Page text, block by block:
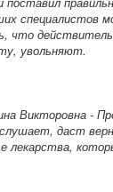
специалистов
что
увольняют.
Викторовна -
даст
лекарства,